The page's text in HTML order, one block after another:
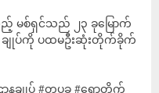
မစ်ရှင်သည် ၂၃ ခုမြောက်
န ချုပ်ကို ပထမဦးဆုံးတိုက်ခိုက်
နချုပ် #တပခ #ရှော့တိုက်